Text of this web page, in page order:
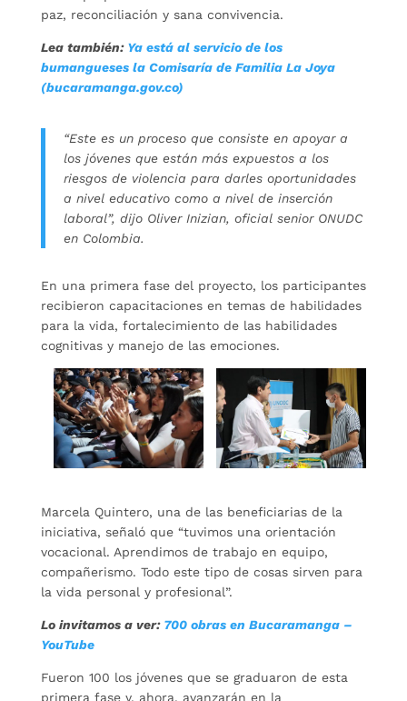
paz, reconciliación y sana convivencia.
Lea también: Ya está al servicio de los
bumangueses la Comisaría de Familia La Joya
(bucaramanga.gov.co)
“Este es un proceso que consiste en apoyar a
los jóvenes que están más expuestos a los
riesgos de violencia para darles oportunidades
a nivel educativo como a nivel de inserción
laboral”, dijo Oliver Inizian, oficial senior ONUDC
en Colombia.
En una primera fase del proyecto, los participantes
recibieron capacitaciones en temas de habilidades
para la vida, fortalecimiento de las habilidades
cognitivas y manejo de las emociones.
Marcela Quintero, una de las beneficiarias de la
iniciativa, señaló que “tuvimos una orientación
vocacional. Aprendimos de trabajo en equipo,
compañerismo. Todo este tipo de cosas sirven para
la vida personal y profesional”.
Lo invitamos a ver: 700 obras en Bucaramanga –
YouTube
Fueron 100 los jóvenes que se graduaron de esta
primera fase y, ahora, avanzarán en la